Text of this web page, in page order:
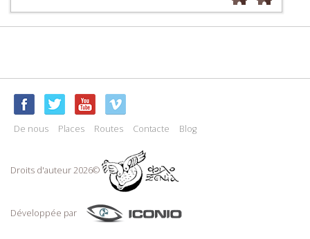
De nous Places Routes Contacte Blog
Droits d'auteur 2026©
Développée par